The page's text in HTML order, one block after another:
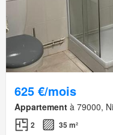
625 €/mois
Appartement à 79000,
2
35 m²